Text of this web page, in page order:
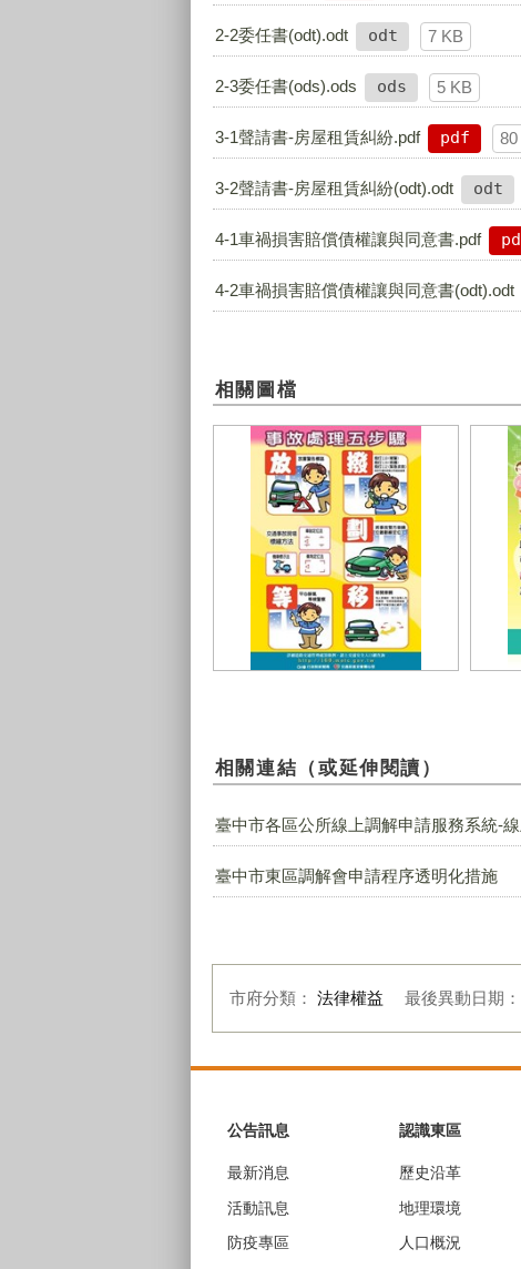
2-2委任書(odt).odt odt 7 KB
2-3委任書(ods).ods ods 5 KB
3-1聲請書-房屋租賃糾紛.pdf pdf 80
3-2聲請書-房屋租賃糾紛(odt).odt odt
4-1車禍損害賠償債權讓與同意書.pdf
4-2車禍損害賠償債權讓與同意書(odt).odt
相關圖檔
相關連結（或延伸閱讀）
臺中市各區公所線上調解申請服務系統-
臺中市東區調解會申請程序透明化措施
市府分類： 法律權益 最後異動日期：
公告訊息
最新消息
活動訊息
防疫專區
認識東區
歷史沿革
地理環境
人口概況